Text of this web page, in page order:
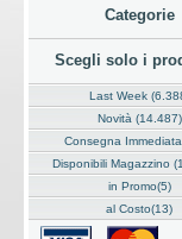
Categorie
Scegli solo i
Last Week
Novità (14.487)
Consegna
Disponibili Magazzino
in Promo(5)
al Costo(13)